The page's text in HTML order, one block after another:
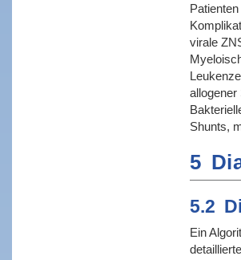
virale
Shunts,
5
5.2
Ein